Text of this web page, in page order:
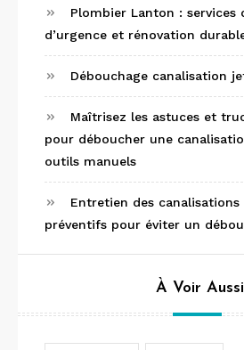
Plombier Lanton : services
d’urgence et rénovation
Débouchage canalisation
Maîtrisez les astuces et
pour déboucher une
outils manuels
Entretien des canalisations
préventifs pour éviter un
À Voir Aussi